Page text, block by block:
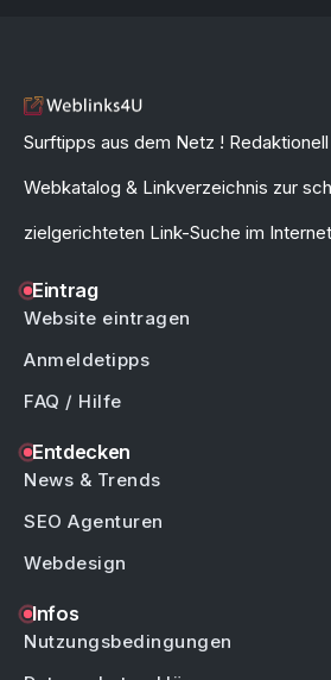
Surftipps aus dem Netz !
Webkatalog & Linkverzeichnis zur
zielgerichteten Link-Suche im
Eintrag
Website eintragen
Anmeldetipps
FAQ / Hilfe
Entdecken
News & Trends
SEO Agenturen
Webdesign
Infos
Nutzungsbedingungen